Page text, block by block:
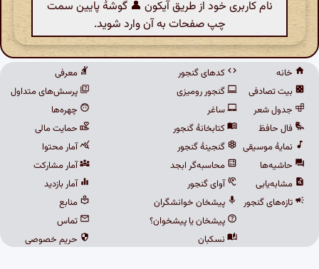
نام کاربری خود از طریق آیکون 👤 گوشهٔ پایین سمت
چپ صفحات به آن وارد شوید.
خانه
بیت تصادفی
جدول شعر
فال حافظ
نمایهٔ موسیقی
حاشیه‌ها
مشابه‌یابی
تازه‌های گنجور
کدهای گنجور
گنجور رومیزی
ساغر
کتابخانهٔ گنجور
گنجینهٔ گنجور
محاسبه‌گر ابجد
آوای گنجور
پیشخان خوانشگران
پیشخان یا پیشخوان؟
نسکبان
معرفی
پرسش‌های متداول
چهره‌ها
حمایت مالی
آمار محتوا
آمار مشارکت
آمار بازدید
منابع
تماس
حریم خصوصی